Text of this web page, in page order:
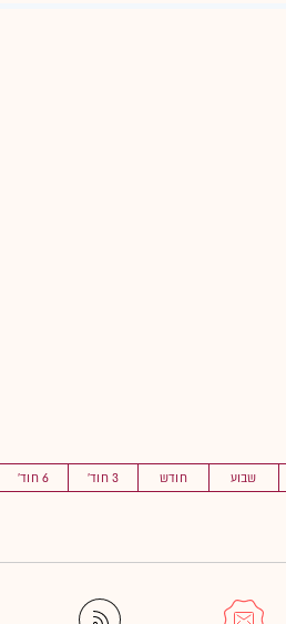
שבוע חודש 3 חוד' 6 חוד'